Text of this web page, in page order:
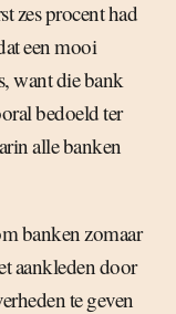
zes procent had
een mooi
want die bank
bedoeld ter
alle banken
banken zomaar
aankleden door
te geven